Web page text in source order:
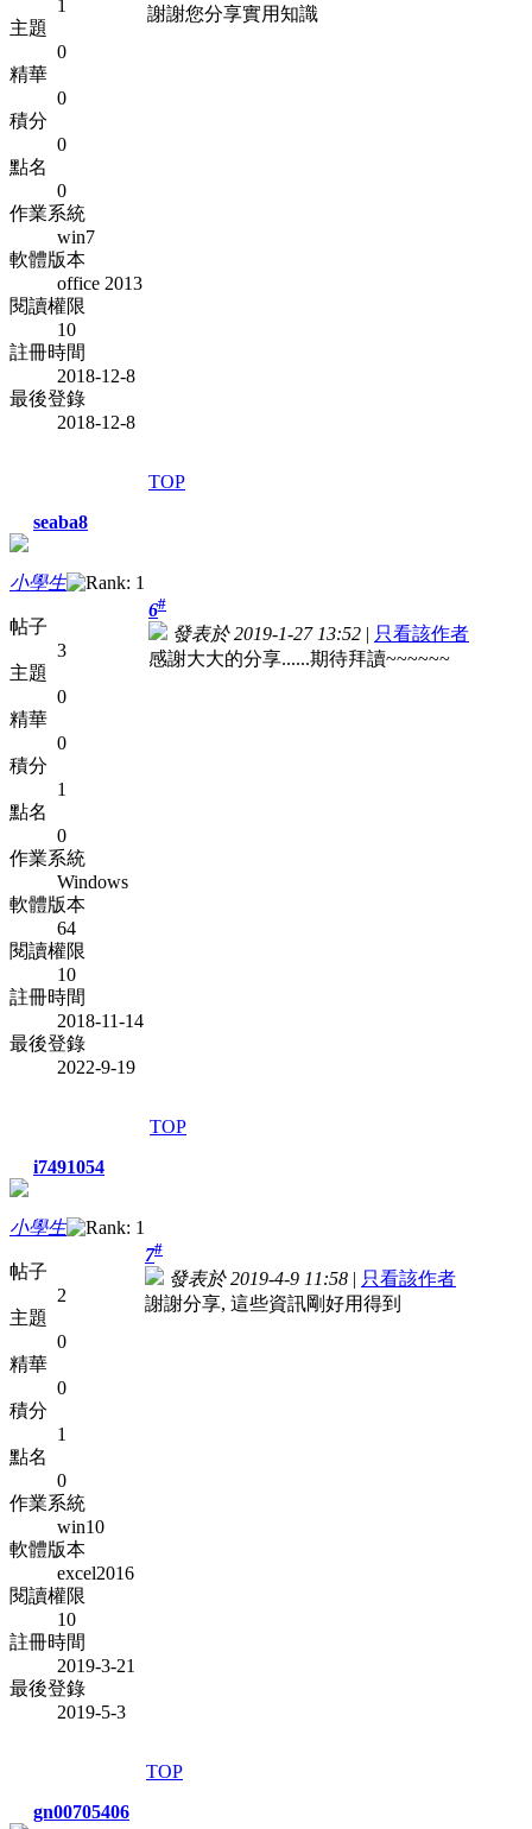
1
主題
0
精華
0
積分
0
點名
0
作業系統
win7
軟體版本
office 2013
閱讀權限
10
註冊時間
2018-12-8
最後登錄
2018-12-8
謝謝您分享實用知識
TOP
seaba8
小學生
帖子
3
主題
0
精華
0
積分
1
點名
0
作業系統
Windows
軟體版本
64
閱讀權限
10
註冊時間
2018-11-14
最後登錄
2022-9-19
6#
發表於 2019-1-27 13:52 | 只看該作者
感謝大大的分享......期待拜讀~~~~~~
TOP
i7491054
小學生
帖子
2
主題
0
精華
0
積分
1
點名
0
作業系統
win10
軟體版本
excel2016
閱讀權限
10
註冊時間
2019-3-21
最後登錄
2019-5-3
7#
發表於 2019-4-9 11:58 | 只看該作者
謝謝分享, 這些資訊剛好用得到
TOP
gn00705406